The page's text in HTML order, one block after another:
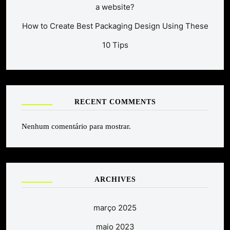
a website?
How to Create Best Packaging Design Using These
10 Tips
RECENT COMMENTS
Nenhum comentário para mostrar.
ARCHIVES
março 2025
maio 2023